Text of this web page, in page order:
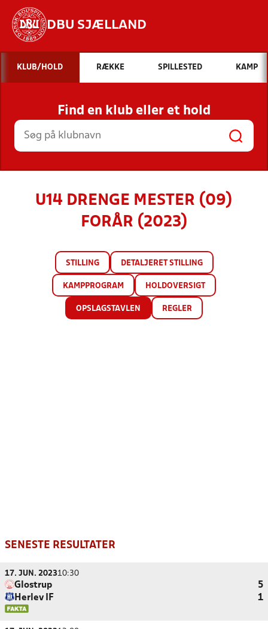
DBU SJÆLLAND
Hvad vil du søge efter?
INDHOLD OG NYHEDER
STILLINGER, RESULTATER, KLUBBER OG
HOLD
KLUB/HOLD RÆKKE SPILLESTED KAMP
Find en klub eller et hold
U14 DRENGE MESTER (09)
FORÅR (2023)
STILLING DETALJERET STILLING
KAMPPROGRAM HOLDOVERSIGT
OPSLAGSTAVLEN REGLER
SENESTE RESULTATER
17. JUN. 202310:30
Glostrup
5
Herlev IF
1